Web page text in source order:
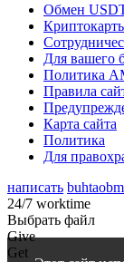
Обмен
Для вашего
Политика
Правила
Карта сайта
Политика
Для
написать
24/7 worktime
Выбрать файл
Give
Get